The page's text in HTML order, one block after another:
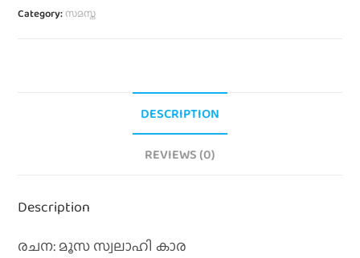
Category: സമസ്ത
DESCRIPTION
REVIEWS (0)
Description
രചന: മൂസ സ്വലാഹി കാര